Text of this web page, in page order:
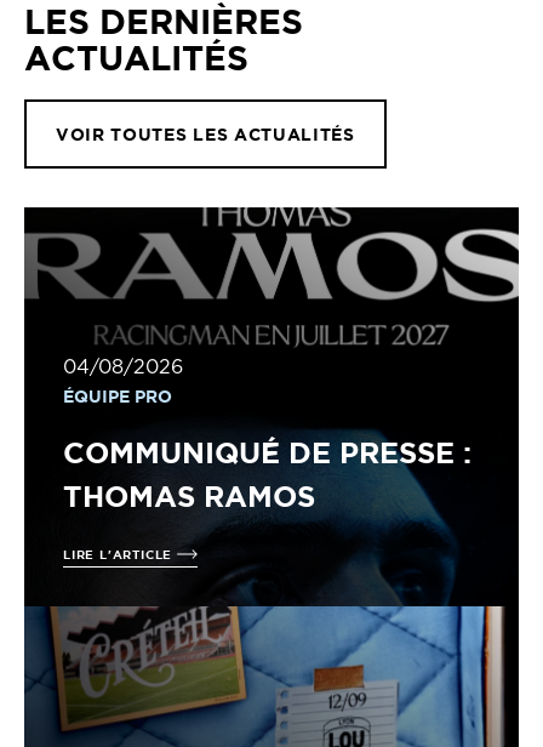
LES DERNIÈRES
ACTUALITÉS
VOIR TOUTES LES ACTUALITÉS
04/08/2026
ÉQUIPE PRO
COMMUNIQUÉ DE PRESSE :
THOMAS RAMOS
LIRE L'ARTICLE